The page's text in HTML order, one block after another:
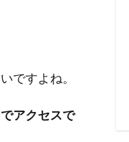
ですよね。
アクセスで